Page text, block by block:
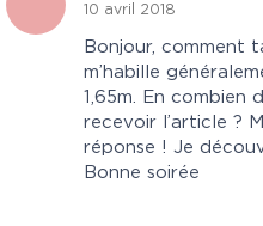
10 avril 2018
Bonjour, comment
m’habille
1,65m. En combien
recevoir l’article ?
réponse ! Je
Bonne soirée